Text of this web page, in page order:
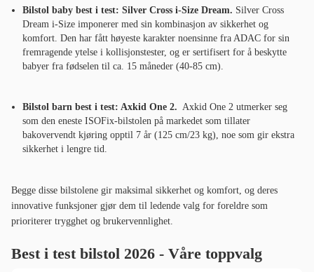
Bilstol baby best i test: Silver Cross i-Size Dream. Silver Cross
Dream i-Size imponerer med sin kombinasjon av sikkerhet og
komfort. Den har fått høyeste karakter noensinne fra ADAC for sin
fremragende ytelse i kollisjonstester, og er sertifisert for å beskytte
babyer fra fødselen til ca. 15 måneder (40-85 cm).
Bilstol barn best i test: Axkid One 2. Axkid One 2 utmerker seg
som den eneste ISOFix-bilstolen på markedet som tillater
bakovervendt kjøring opptil 7 år (125 cm/23 kg), noe som gir ekstra
sikkerhet i lengre tid.
Begge disse bilstolene gir maksimal sikkerhet og komfort, og deres
innovative funksjoner gjør dem til ledende valg for foreldre som
prioriterer trygghet og brukervennlighet.
Best i test bilstol 2026 - Våre toppvalg